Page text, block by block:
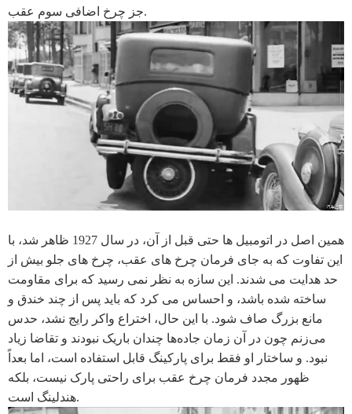
جز چرخ اضافی سوم عقب.
همین اصل در اتومبیل ها حتی قبل از آن، در سال 1927 ظاهر شد، با
این تفاوت که به جای فرمان چرخ های عقب، چرخ های جلو بیش از
حد هدایت می شدند. این سازه به نظر نمی رسید که برای مقاومت
ساخته شده باشد، و احساس می کرد که باید پس از چند خندق و
مانع بزرگ صاف شود. با این حال، اختراع واکر رایج نشد، حدس
می‌زنم چون در آن زمان جاده‌ها چندان باریک نبودند و تقاضا زیاد
نبود. و ساختار او فقط برای پارکینگ قابل استفاده است، اما بعداً
ظهور مجدد فرمان چرخ عقب برای راحتی پارک نیست، بلکه
هندلینگ است.